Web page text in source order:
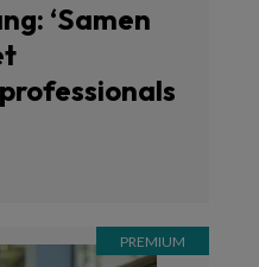
‘Samen